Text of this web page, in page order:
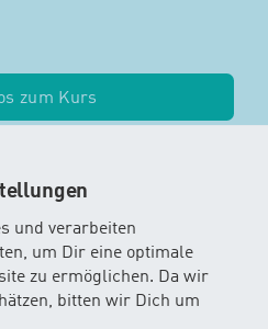
und verarbeiten
um Dir eine optimale
zu ermöglichen. Da wir
bitten wir Dich um
zum Kurs